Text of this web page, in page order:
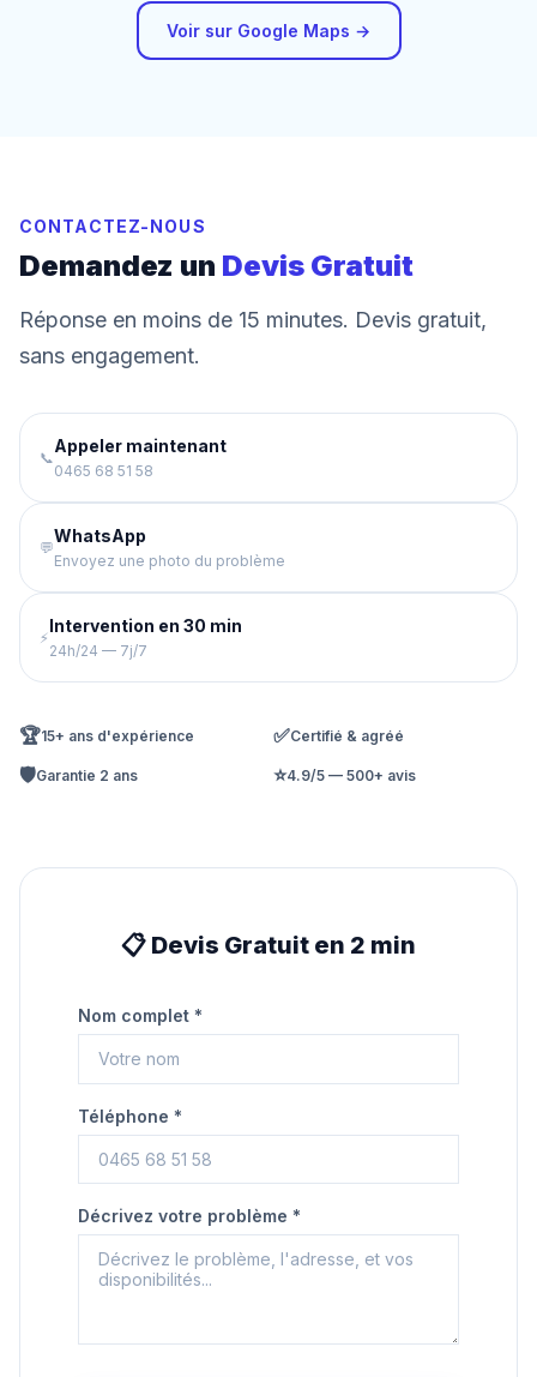
Voir sur Google Maps →
CONTACTEZ-NOUS
Demandez un Devis Gratuit
Réponse en moins de 15 minutes. Devis gratuit,
sans engagement.
📞
Appeler maintenant
0465 68 51 58
💬
WhatsApp
Envoyez une photo du problème
⚡
Intervention en 30 min
24h/24 — 7j/7
🏆15+ ans d'expérience ✅Certifié & agréé
🛡️Garantie 2 ans ⭐4.9/5 — 500+ avis
📋 Devis Gratuit en 2 min
Nom complet *
Téléphone *
Décrivez votre problème *